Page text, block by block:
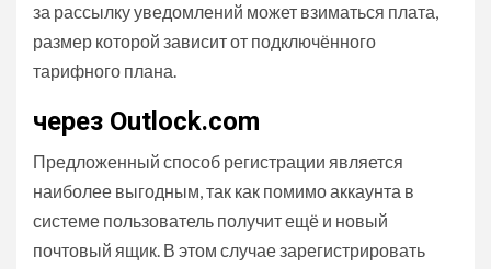
за рассылку уведомлений может взиматься плата,
размер которой зависит от подключённого
тарифного плана.
через Outlock.com
Предложенный способ регистрации является
наиболее выгодным, так как помимо аккаунта в
системе пользователь получит ещё и новый
почтовый ящик. В этом случае зарегистрировать